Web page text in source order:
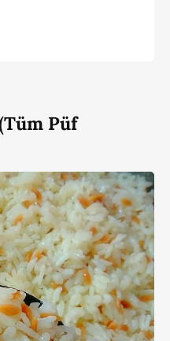
Püf